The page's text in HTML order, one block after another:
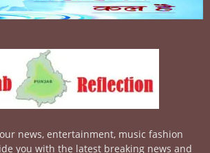
news, entertainment, music fashion
you with the latest breaking news and